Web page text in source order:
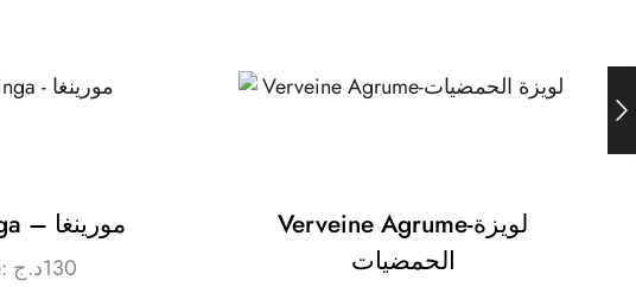
Moringa – مورينغا
130د.ج
Verveine Agrume-لويزة
الحمضيات